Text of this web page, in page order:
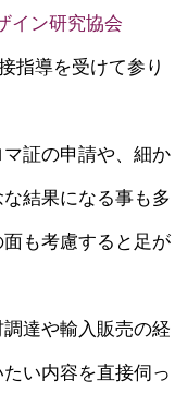
イン研究協会
指導を受けて参り
証の申請や、細か
結果になる事も多
も考慮すると足が
達や輸入販売の経
い内容を直接伺っ